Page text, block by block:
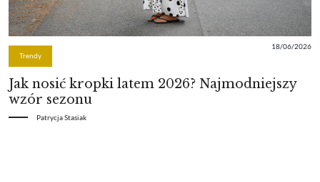
Trendy
18/06/2026
Jak nosić kropki latem 2026? Najmodniejszy
wzór sezonu
Patrycja Stasiak